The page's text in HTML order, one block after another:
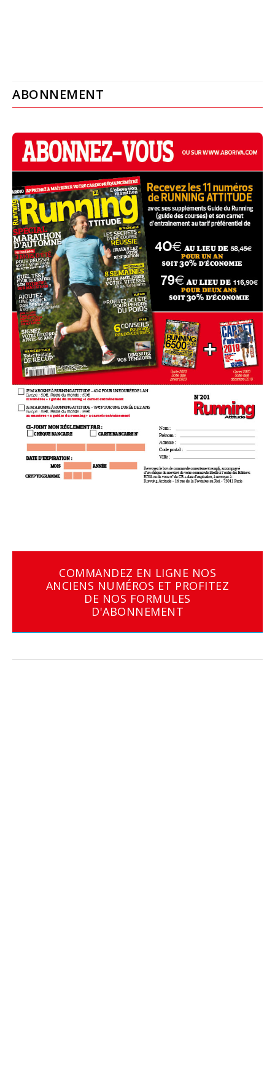
ABONNEMENT
COMMANDEZ EN LIGNE NOS
ANCIENS NUMÉROS ET PROFITEZ
DE NOS FORMULES
D'ABONNEMENT